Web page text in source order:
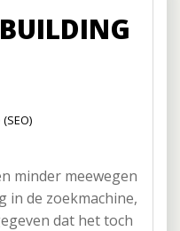
minder meewegen
in de zoekmachine,
dat het toch